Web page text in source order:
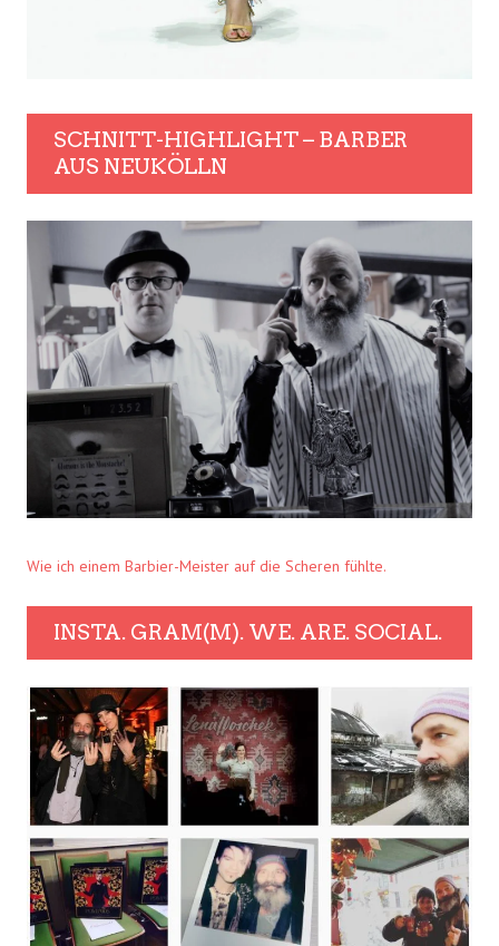
SCHNITT-HIGHLIGHT – BARBER
AUS NEUKÖLLN
Wie ich einem Barbier-Meister auf die Scheren fühlte.
INSTA. GRAM(M). WE. ARE. SOCIAL.